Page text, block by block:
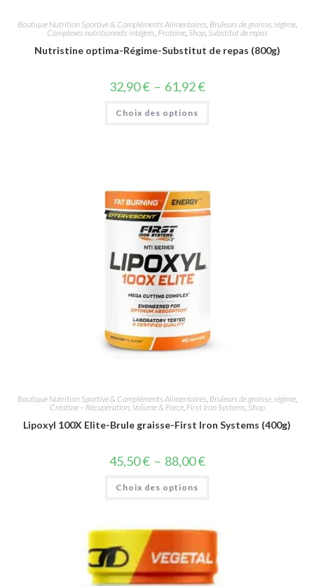
Boutique Nutrition Sportive & Compléments Alimentaires, Bruleurs de graisse, régime,
Complexes nutritionnels intégrés, Proteine, Shop, Substitut de repas
Nutristine optima-Régime-Substitut de repas (800g)
32,90€ – 61,92€
Choix des options
Boutique Nutrition Sportive & Compléments Alimentaires Bruleurs de graisse, régime,
Créatine – Récupération, Volume & Force, First Iron Systems Shop
Lipoxyl 100X Elite-Brule graisse-First Iron Systems (400g)
45,50€ – 88,00€
Choix des options